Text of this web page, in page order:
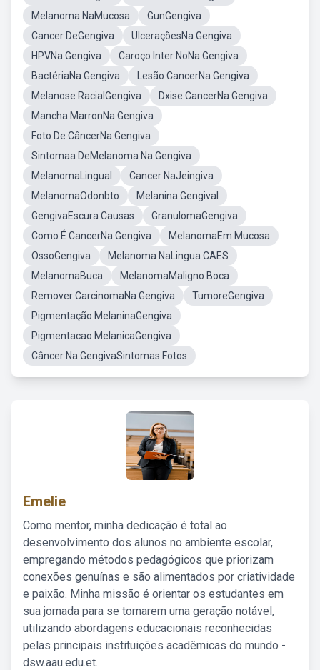
Melanoma NaMucosa
GunGengiva
Cancer DeGengiva
UlceraçõesNa Gengiva
HPVNa Gengiva
Caroço Inter NoNa Gengiva
BactériaNa Gengiva
Lesão CancerNa Gengiva
Melanose RacialGengiva
Dxise CancerNa Gengiva
Mancha MarronNa Gengiva
Foto De CâncerNa Gengiva
Sintomaa DeMelanoma Na Gengiva
MelanomaLingual
Cancer NaJeingiva
MelanomaOdonbto
Melanina Gengival
GengivaEscura Causas
GranulomaGengiva
Como É CancerNa Gengiva
MelanomaEm Mucosa
OssoGengiva
Melanoma NaLingua CAES
MelanomaBuca
MelanomaMaligno Boca
Remover CarcinomaNa Gengiva
TumoreGengiva
Pigmentação MelaninaGengiva
Pigmentacao MelanicaGengiva
Câncer Na GengivaSintomas Fotos
Emelie
Como mentor, minha dedicação é total ao
desenvolvimento dos alunos no ambiente escolar,
empregando métodos pedagógicos que priorizam
conexões genuínas e são alimentados por criatividade
e paixão. Minha missão é orientar os estudantes em
sua jornada para se tornarem uma geração notável,
utilizando abordagens educacionais reconhecidas
pelas principais instituições acadêmicas do mundo -
dsw.aau.edu.et.